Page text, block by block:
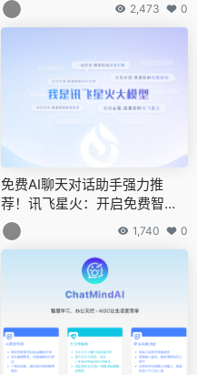
2,473 0
免费AI聊天对话助手强力推
荐！讯飞星火：开启免费智能
对话新时代
1,740 0